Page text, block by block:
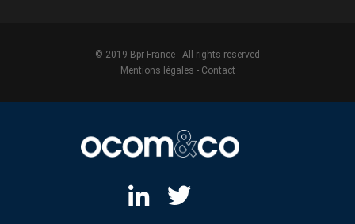
© 2019 Bpr France - All rights reserved
Mentions légales - Contact